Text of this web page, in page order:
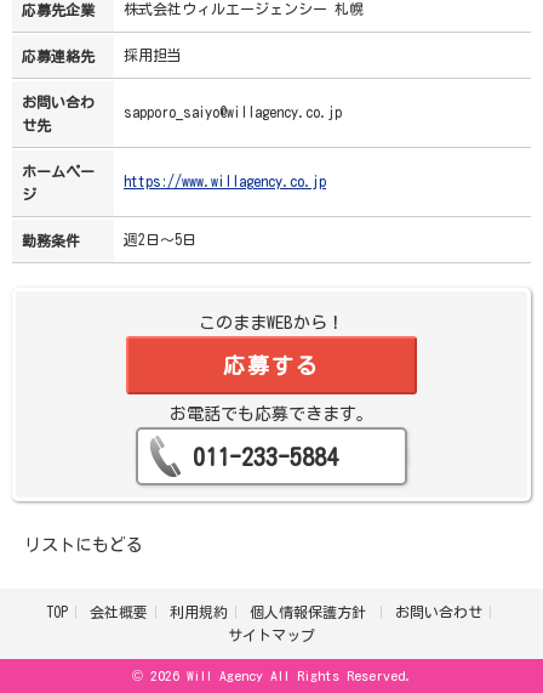
応募先企業 株式会社ウィルエージェンシー 札幌
応募連絡先 採用担当
お問い合わ
せ先
sapporo_saiyo@willagency.co.jp
ホームペー
ジ
https://www.willagency.co.jp
勤務条件 週2日～5日
このままWEBから！
応募する
お電話でも応募できます。
011-233-5884
リストにもどる
TOP 会社概要 利用規約 個人情報保護方針
お問い合わせ
サイトマップ
© 2026 Will Agency All Rights Reserved.